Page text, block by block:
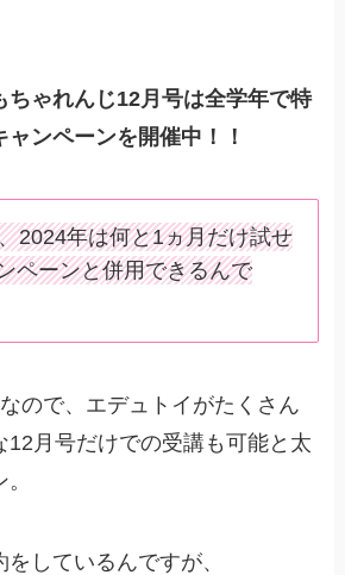
ちゃれんじ12月号は全学年で特
ンペーンを開催中！！
2024年は何と1ヵ月だけ試せ
ペーンと併用できるんで
ので、エデュトイがたくさん
12月号だけでの受講も可能と太
しているんですが、